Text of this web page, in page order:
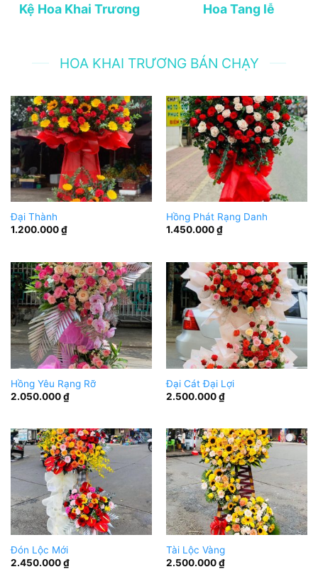
Kệ Hoa Khai Trương Hoa Tang lễ
HOA KHAI TRƯƠNG BÁN CHẠY
Đại Thành
1.200.000₫
Hồng Phát Rạng Danh
1.450.000₫
Hồng Yêu Rạng Rỡ
2.050.000₫
Đại Cát Đại Lợi
2.500.000₫
Đón Lộc Mới
2.450.000₫
Tài Lộc Vàng
2.500.000₫